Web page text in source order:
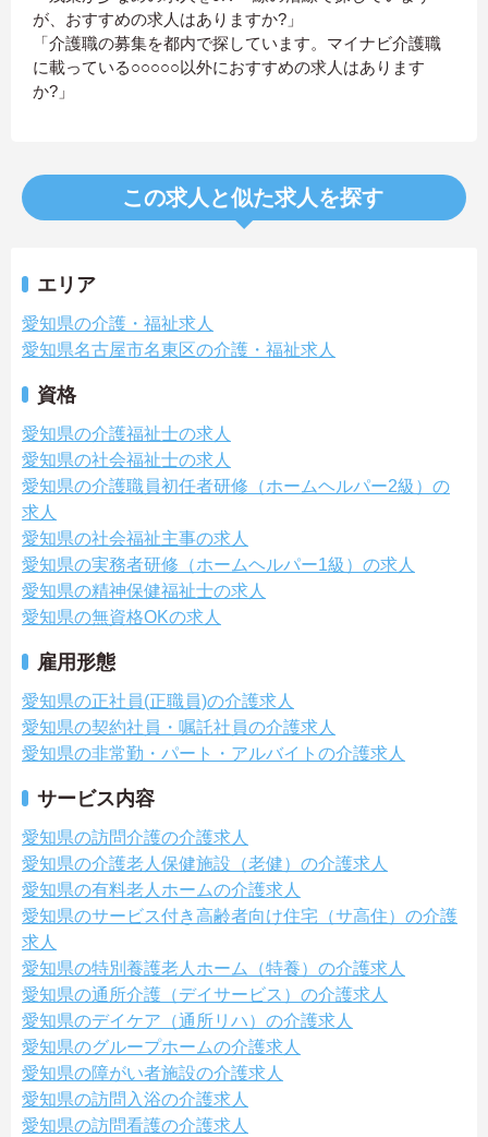
が、おすすめの求人はありますか?」
「介護職の募集を都内で探しています。マイナビ介護職
に載っている○○○○○以外におすすめの求人はあります
か?」
この求人と似た求人を探す
エリア
愛知県の介護・福祉求人
愛知県名古屋市名東区の介護・福祉求人
資格
愛知県の介護福祉士の求人
愛知県の社会福祉士の求人
愛知県の介護職員初任者研修（ホームヘルパー2級）の
求人
愛知県の社会福祉主事の求人
愛知県の実務者研修（ホームヘルパー1級）の求人
愛知県の精神保健福祉士の求人
愛知県の無資格OKの求人
雇用形態
愛知県の正社員(正職員)の介護求人
愛知県の契約社員・嘱託社員の介護求人
愛知県の非常勤・パート・アルバイトの介護求人
サービス内容
愛知県の訪問介護の介護求人
愛知県の介護老人保健施設（老健）の介護求人
愛知県の有料老人ホームの介護求人
愛知県のサービス付き高齢者向け住宅（サ高住）の介護
求人
愛知県の特別養護老人ホーム（特養）の介護求人
愛知県の通所介護（デイサービス）の介護求人
愛知県のデイケア（通所リハ）の介護求人
愛知県のグループホームの介護求人
愛知県の障がい者施設の介護求人
愛知県の訪問入浴の介護求人
愛知県の訪問看護の介護求人